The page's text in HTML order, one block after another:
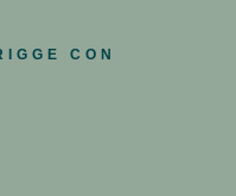
CON